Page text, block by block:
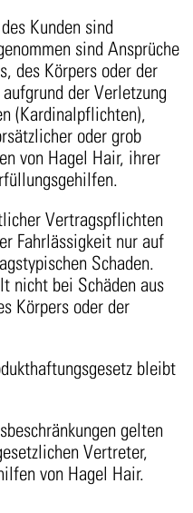
Kunden sind
sind Ansprüche
des Körpers oder der
der Verletzung
(Kardinalpflichten),
oder grob
von Hagel Hair, ihrer
Vertragspflichten
Fahrlässigkeit nur auf
Schaden.
nicht bei Schäden aus
Körpers oder der
bleibt
gelten
Vertreter,
von Hagel Hair.